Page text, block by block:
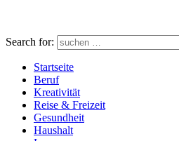
Search for:
Startseite
Beruf
Kreativität
Reise & Freizeit
Gesundheit
Haushalt